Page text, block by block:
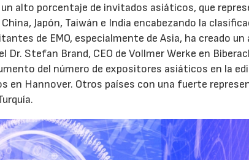
alto porcentaje de invitados asiáticos, que
Japón, Taiwán e India encabezando la
de EMO, especialmente de Asia, ha creado un
Stefan Brand, CEO de Vollmer Werke en
del número de expositores asiáticos en la
en Hannover. Otros países con una fuerte